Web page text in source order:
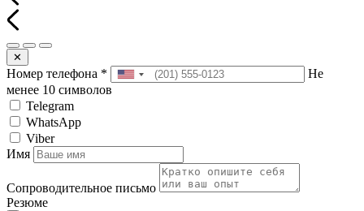
✕
Номер телефона *
Не
менее 10 символов
Telegram
WhatsApp
Viber
Имя
Сопроводительное письмо
Резюме